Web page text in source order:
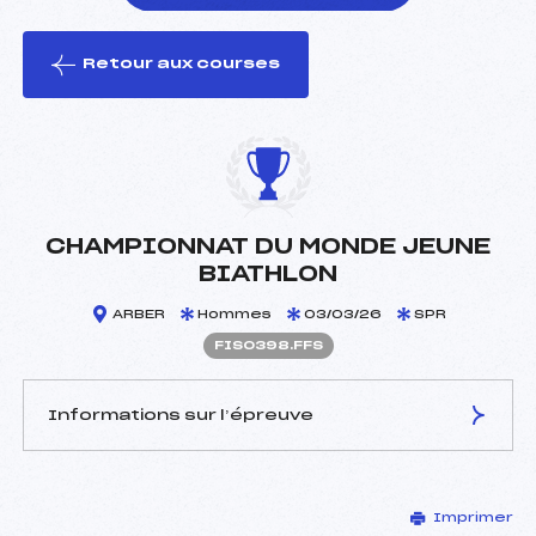
le ski
Retour aux courses
CHAMPIONNAT DU MONDE JEUNE
BIATHLON
ARBER Hommes 03/03/26 SPR
FIS0398.FFS
Informations sur l’épreuve
–
Imprimer